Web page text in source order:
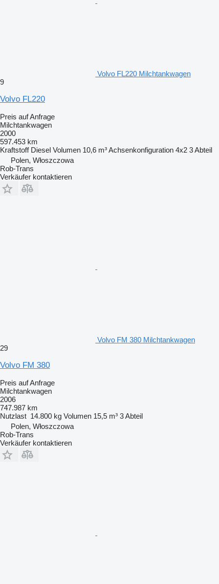
Volvo FL220 Milchtankwagen
9
Volvo FL220
Preis auf Anfrage
Milchtankwagen
2000
597.453 km
Kraftstoff Diesel Volumen 10,6 m³Achsenkonfiguration 4x2 3 Abteil
Polen, Włoszczowa
Rob-Trans
Verkäufer kontaktieren
Volvo FM 380 Milchtankwagen
29
Volvo FM 380
Preis auf Anfrage
Milchtankwagen
2006
747.987 km
Nutzlast 14.800 kg Volumen 15,5 m³ 3 Abteil
Polen, Włoszczowa
Rob-Trans
Verkäufer kontaktieren